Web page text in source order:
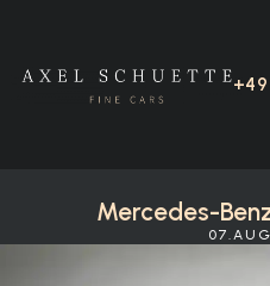
Mercedes-